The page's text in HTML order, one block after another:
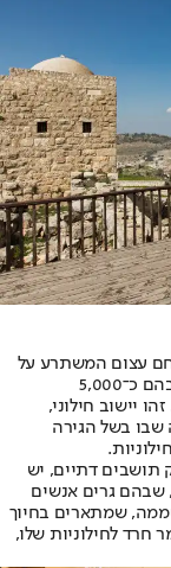
עצום המשתרע על
פני כ־1,300 דונמים, שבו מועסקים אלפי עובדים, ובהם כ־5,000
יישוב חילוני,
שבו בשל הגירה
תושבים דתיים, יש
שבהם גרים אנשים
שמתארים בחיוך
חרד לחילוניות שלו,